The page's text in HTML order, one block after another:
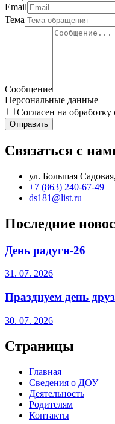
Email
Тема
Сообщение
Персональные данные
Согласен на
Отправить
Связаться с
ул. Большая
+7 (863) 240-67-49
ds181@list.ru
Последние
День радуги-26
31. 07. 2026
Празднуем день
30. 07. 2026
Страницы
Главная
Сведения о ДОУ
Деятельность
Родителям
Контакты